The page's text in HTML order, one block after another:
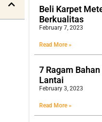
Beli Karpet
Berkualitas
February 7, 2023
Read More »
7 Ragam
Lantai
February 3, 2023
Read More »